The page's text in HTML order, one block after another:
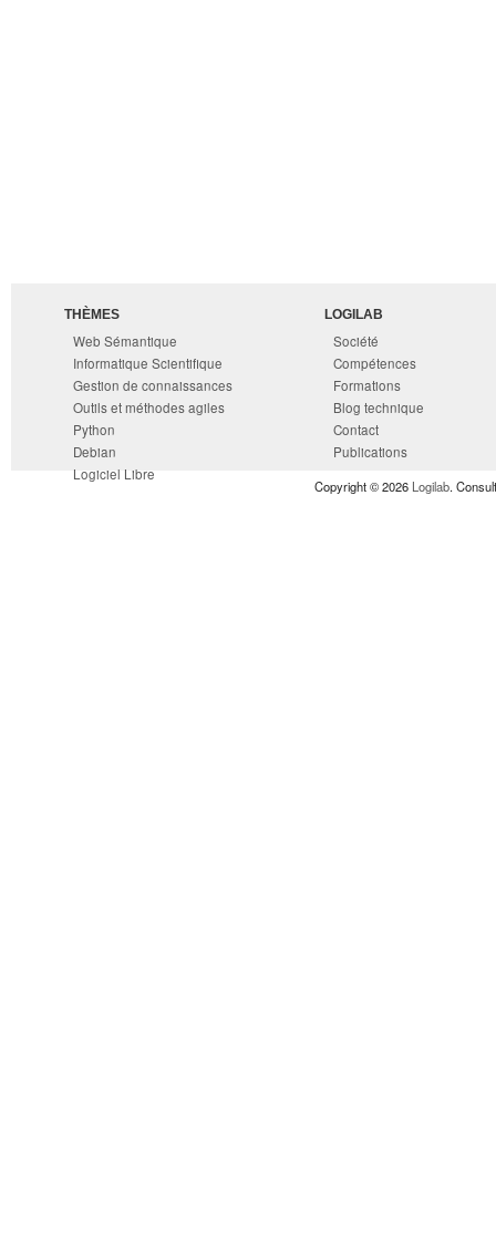
THÈMES
Web Sémantique
Informatique Scientifique
Gestion de connaissances
Outils et méthodes agiles
Python
Debian
Logiciel Libre
LOGILAB
Société
Compétences
Formations
Blog technique
Contact
Publications
Copyright © 2026 Logilab.